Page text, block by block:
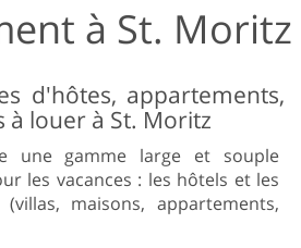
à St. Moritz
d'hôtes, appartements,
à louer à St. Moritz
une gamme large et souple
les vacances : les hôtels et les
maisons, appartements,